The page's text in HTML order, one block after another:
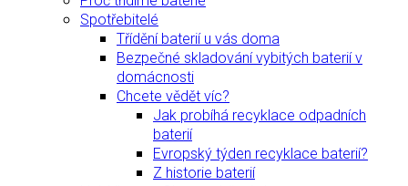
Spotřebitelé
Třídění baterií u vás doma
Bezpečné skladování vybitých baterií v
domácnosti
Chcete vědět víc?
Jak probíhá recyklace odpadních
baterií
Evropský týden recyklace baterií?
Z historie baterií